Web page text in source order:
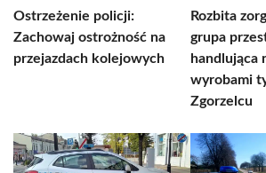
Ostrzeżenie policji:
Zachowaj ostrożność na
przejazdach kolejowych
Rozbita
grupa
handlująca
wyrobami
Zgorzelcu